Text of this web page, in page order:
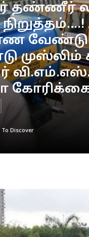
தண்ணீர்
முஸ்லிம்
Discover